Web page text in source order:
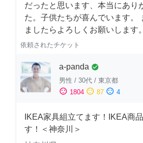
だったと思います、本当にあり
た。子供たちが喜んでいます。
ましたらよろしくお願いします。
依頼されたチケット
a-panda check_circle
男性 / 30代 / 東京都
sentiment_satisfied 1804 sentiment_neutral 87 sentiment_dissatisfied 4
IKEA家具組立てます！IKEA商
す！＜神奈川＞